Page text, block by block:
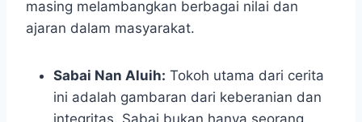
masing melambangkan berbagai nilai dan
ajaran dalam masyarakat.
Sabai Nan Aluih: Tokoh utama dari cerita
ini adalah gambaran dari keberanian dan